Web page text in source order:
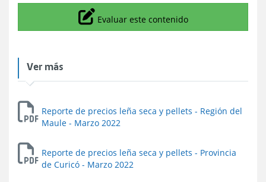
Icono
Evaluar este contenido
Ver más
Reporte de precios leña seca y pellets - Región del
Maule - Marzo 2022
Reporte de precios leña seca y pellets - Provincia
de Curicó - Marzo 2022